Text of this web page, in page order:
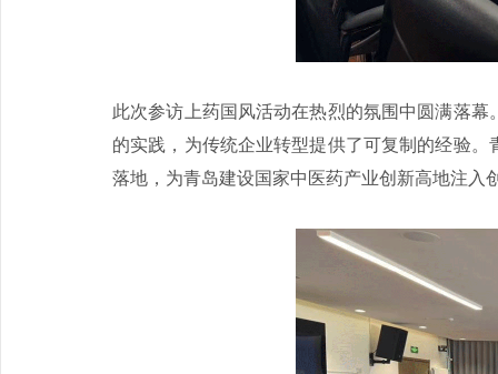
此次参访上药国风活动在热烈的氛围中圆满落
的实践，为传统企业转型提供了可复制的经验
落地，为青岛建设国家中医药产业创新高地注入